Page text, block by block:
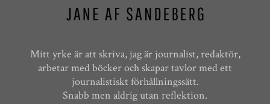
Mitt yrke är att skriva, jag är journalist, redaktör,
arbetar med böcker och skapar tavlor med ett
journalistiskt förhållningssätt.
Snabb men aldrig utan reflektion.